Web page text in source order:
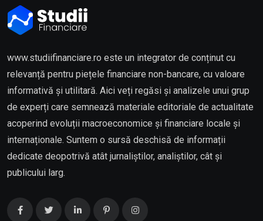
www.studiifinanciare.ro este un integrator de conținut cu
relevanță pentru piețele financiare non-bancare, cu valoare
informativă și utilitară. Aici veți regăsi și analizele unui grup
de experți care semnează materiale editoriale de actualitate
acoperind evoluții macroeconomice și financiare locale și
internaționale. Suntem o sursă deschisă de informații
dedicate deopotrivă atât jurnaliștilor, analiștilor, cât și
publicului larg.